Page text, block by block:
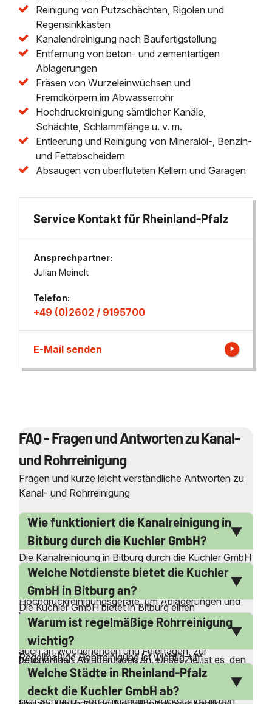
Reinigung von Putzschächten, Rigolen und
Regensinkkästen
Kanalendreinigung nach Baufertigstellung
Entfernung von beton- und zementartigen
Ablagerungen
Fräsen von Wurzeleinwüchsen und
Fremdkörpern im Abwasserrohr
Hochdruckreinigung sämtlicher Kanäle,
Schächte, Schlammfänge u. v. m.
Entleerung und Reinigung von Mineralöl-, Benzin-
und Fettabscheidern
Absaugen von überfluteten Kellern und Garagen
Service Kontakt für Rheinland-Pfalz
Ansprechpartner:
Julian Meinelt
Telefon:
+49 (0)2602 / 9195700
E-Mail senden
FAQ - Fragen und Antworten zu Kanal-
und Rohrreinigung
Fragen und kurze leicht verständliche Antworten zu
Kanal- und Rohrreinigung
Wie funktioniert die Kanalreinigung in
Bitburg durch die Kuchler GmbH?
Die Kanalreinigung in Bitburg durch die Kuchler GmbH
erfolgt durch den Einsatz moderner Techniken und
Geräte. Unsere qualifizierten Mitarbeiter verwenden
Hochdruckreinigungsgeräte, um Ablagerungen und
Verstopfungen effektiv zu beseitigen. Wir bieten auch
spezielle Verfahren wie das Fräsen von
Wurzeleinwüchsen und die Entfernung von
betonartigen Ablagerungen an. Unser Ziel ist es, den
Abfluss schnell wiederherzustellen und zukünftige
Probleme zu verhindern. Wir sind rund um die Uhr im
Welche Notdienste bietet die Kuchler
GmbH in Bitburg an?
Die Kuchler GmbH bietet in Bitburg einen
umfassenden Notdienst für Rohr- und Kanalreinigung
an. Unser Team steht Ihnen 24 Stunden am Tag,
auch an Wochenenden und Feiertagen, zur
Verfügung. Wir reagieren schnell auf Notfälle wie
verstopfte Toiletten, überlaufende Abflüsse oder
Wasserrückstau. Unser Ziel ist es, die Situation
Warum ist regelmäßige Rohrreinigung
wichtig?
Regelmäßige Rohrreinigung ist wichtig, um
Ablagerungen und Verstopfungen zu verhindern, die
den Abfluss behindern können. Mit der Zeit sammeln
sich Schmutz, Fett und andere Rückstände in den
Welche Städte in Rheinland-Pfalz
deckt die Kuchler GmbH ab?